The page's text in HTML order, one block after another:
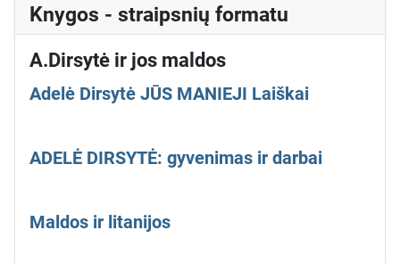
Knygos - straipsnių formatu
A.Dirsytė ir jos maldos
Adelė Dirsytė JŪS MANIEJI Laiškai
ADELĖ DIRSYTĖ: gyvenimas ir darbai
Maldos ir litanijos